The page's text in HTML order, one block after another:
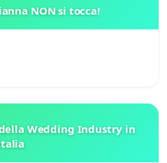
NON si tocca!
Wedding Industry in